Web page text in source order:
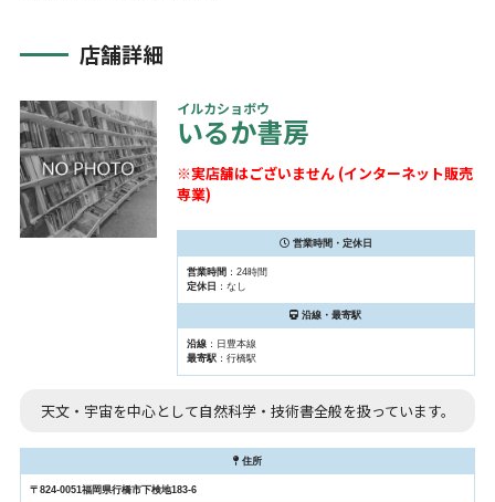
店舗詳細
イルカショボウ
いるか書房
※実店舗はございません (インターネット販売
専業)
営業時間・定休日
営業時間 ：24時間
定休日 ：なし
沿線・最寄駅
沿線：日豊本線
最寄駅：行橋駅
天文・宇宙を中心として自然科学・技術書全般を扱っています。
住所
〒824-0051福岡県行橋市下検地183-6